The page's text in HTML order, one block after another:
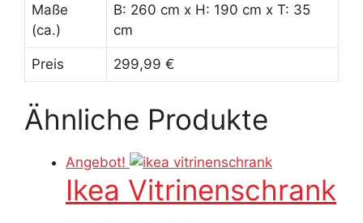
Maße
(ca.)
B: 260 cm x H: 190 cm x T: 35
cm
Preis 299,99 €
Ähnliche Produkte
Angebot!
Ikea Vitrinenschrank